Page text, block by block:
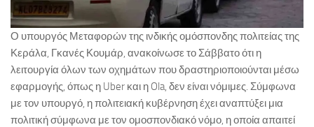
Ο υπουργός Μεταφορών της ινδικής ομόσπονδης πολιτείας της
Κεράλα, Γκανές Κουμάρ, ανακοίνωσε το Σάββατο ότι η
λειτουργία όλων των οχημάτων που δραστηριοποιούνται μέσω
εφαρμογής, όπως η Uber και η Ola, δεν είναι νόμιμες. Σύμφωνα
με τον υπουργό, η πολιτειακή κυβέρνηση έχει αναπτύξει μια
πολιτική σύμφωνα με τον ομοσπονδιακό νόμο, η οποία απαιτεί